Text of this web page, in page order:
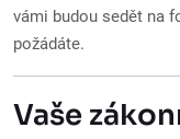
vámi budou sedět na
požádáte.
Vaše